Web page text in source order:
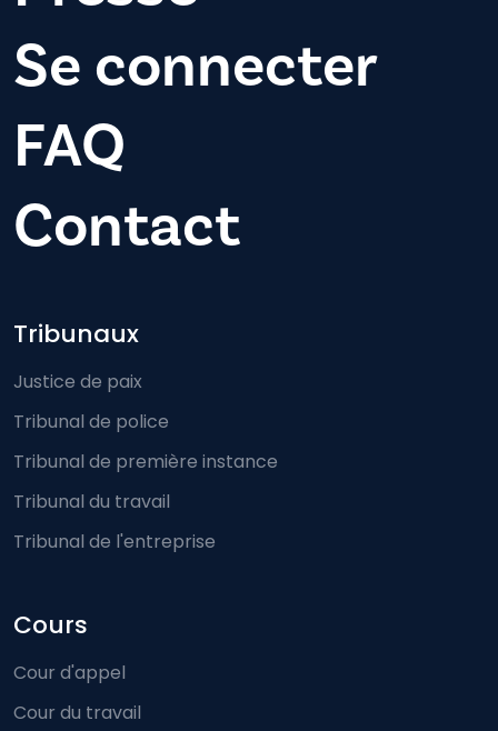
Se connecter
FAQ
Contact
Footer-menu
Tribunaux
Justice de paix
Tribunal de police
Tribunal de première instance
Tribunal du travail
Tribunal de l'entreprise
Cours
Cour d'appel
Cour du travail